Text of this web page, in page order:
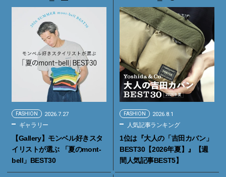
FASHION 2026.7.27
ギャラリー
【Gallery】モンベル好きスタ
イリストが選ぶ 「夏のmont-
bell」BEST30
FASHION 2026.8.1
人気記事ランキング
1位は『大人の「吉田カバン」
BEST30【2026年夏】』【週
間人気記事BEST5】